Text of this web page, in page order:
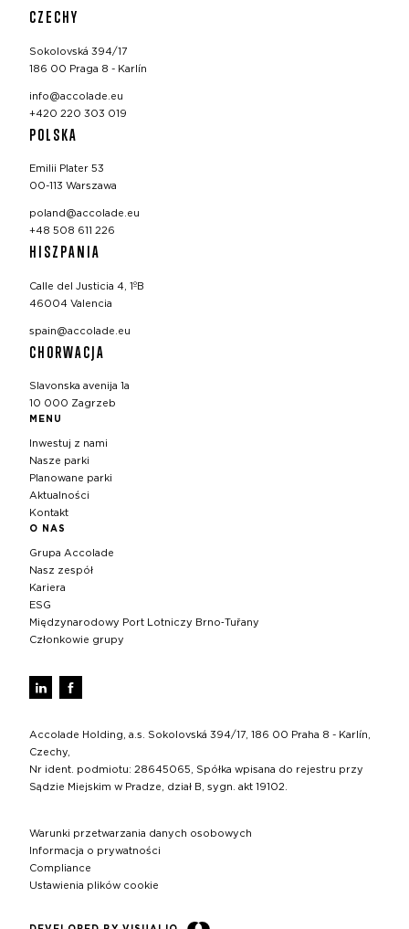
CZECHY
Sokolovská 394/17
186 00 Praga 8 - Karlín
info@accolade.eu
+420 220 303 019
POLSKA
Emilii Plater 53
00-113 Warszawa
poland@accolade.eu
+48 508 611 226
HISZPANIA
Calle del Justicia 4, 1ºB
46004 Valencia
spain@accolade.eu
CHORWACJA
Slavonska avenija 1a
10 000 Zagrzeb
MENU
Inwestuj z nami
Nasze parki
Planowane parki
Aktualności
Kontakt
O NAS
Grupa Accolade
Nasz zespół
Kariera
ESG
Międzynarodowy Port Lotniczy Brno‑Tuřany
Członkowie grupy
Accolade Holding, a.s. Sokolovská 394/17, 186 00 Praha 8 - Karlín,
Czechy,
Nr ident. podmiotu: 28645065, Spółka wpisana do rejestru przy
Sądzie Miejskim w Pradze, dział B, sygn. akt 19102.
Warunki przetwarzania danych osobowych
Informacja o prywatności
Compliance
Ustawienia plików cookie